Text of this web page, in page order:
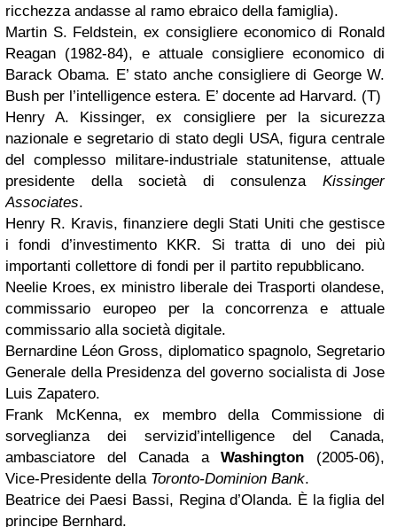
ricchezza andasse al ramo ebraico della famiglia).
Martin S. Feldstein, ex consigliere economico di Ronald
Reagan (1982-84), e attuale consigliere economico di
Barack Obama. E’ stato anche consigliere di George W.
Bush per l’intelligence estera. E’ docente ad Harvard. (T)
Henry A. Kissinger, ex consigliere per la sicurezza
nazionale e segretario di stato degli USA, figura centrale
del complesso militare-industriale statunitense, attuale
presidente della società di consulenza Kissinger
Associates.
Henry R. Kravis, finanziere degli Stati Uniti che gestisce
i fondi d’investimento KKR. Si tratta di uno dei più
importanti collettore di fondi per il partito repubblicano.
Neelie Kroes, ex ministro liberale dei Trasporti olandese,
commissario europeo per la concorrenza e attuale
commissario alla società digitale.
Bernardine Léon Gross, diplomatico spagnolo, Segretario
Generale della Presidenza del governo socialista di Jose
Luis Zapatero.
Frank McKenna, ex membro della Commissione di
sorveglianza dei servizid’intelligence del Canada,
ambasciatore del Canada aWashington (2005-06),
Vice-Presidente della Toronto-Dominion Bank.
Beatrice dei Paesi Bassi, Regina d’Olanda. È la figlia del
principe Bernhard.